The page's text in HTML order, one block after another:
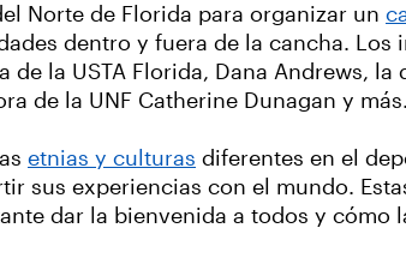
Norte de Florida para organizar un
dentro y fuera de la cancha. Los
la USTA Florida, Dana Andrews, la
de la UNF Catherine Dunagan y más.
etnias y culturas diferentes en el
sus experiencias con el mundo.
dar la bienvenida a todos y cómo